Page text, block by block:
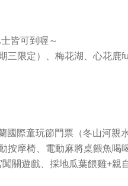
皆可到喔～
三限定）、梅花湖、心花鹿
國際童玩節門票（冬山河親
按摩椅、電動麻將桌餵魚喝
關遊戲、採地瓜葉餵雞+親